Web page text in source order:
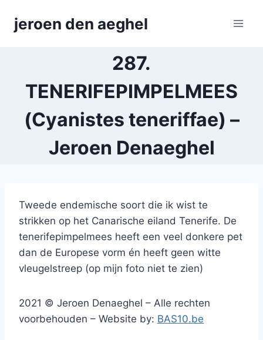
jeroen den aeghel
287.
TENERIFEPIMPELMEES
(Cyanistes teneriffae) –
Jeroen Denaeghel
Tweede endemische soort die ik wist te
strikken op het Canarische eiland Tenerife. De
tenerifepimpelmees heeft een veel donkere pet
dan de Europese vorm én heeft geen witte
vleugelstreep (op mijn foto niet te zien)
2021 © Jeroen Denaeghel – Alle rechten
voorbehouden – Website by: BAS10.be